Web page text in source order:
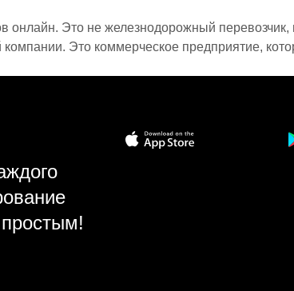
Это не железнодорожный перевозчик,
Это коммерческое предприятие,